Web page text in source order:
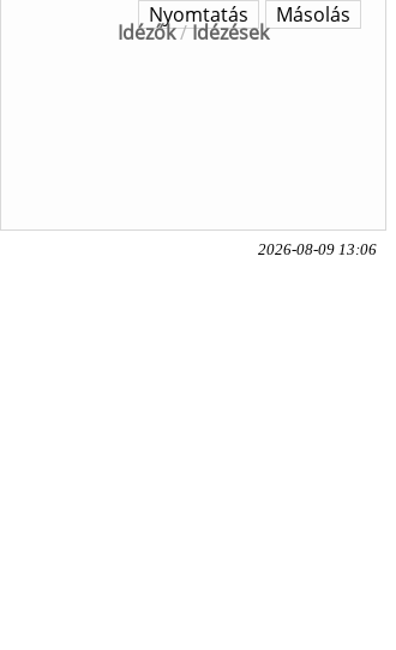
Idézők/Idézések
Másolás
Nyomtatás
2026-08-09 13:06